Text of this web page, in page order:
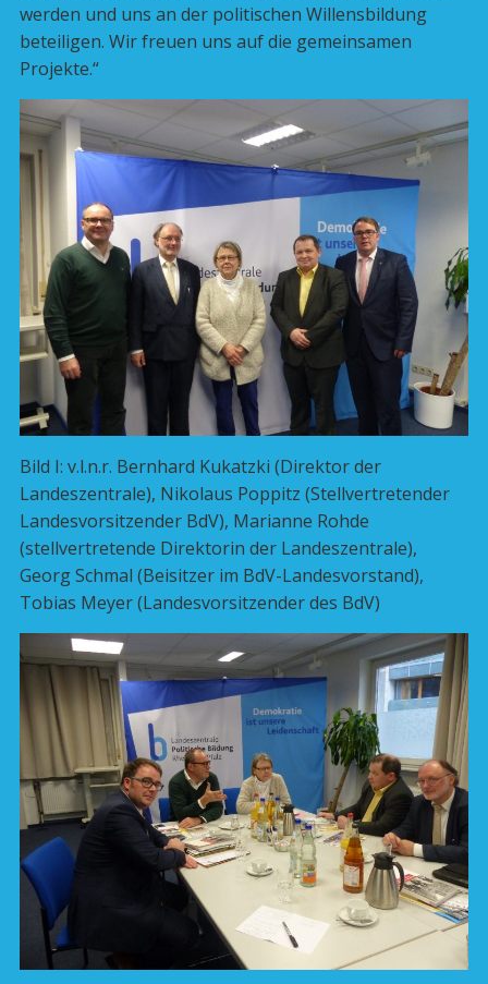
werden und uns an der politischen Willensbildung
beteiligen. Wir freuen uns auf die gemeinsamen
Projekte.“
Bild I: v.l.n.r. Bernhard Kukatzki (Direktor der
Landeszentrale), Nikolaus Poppitz (Stellvertretender
Landesvorsitzender BdV), Marianne Rohde
(stellvertretende Direktorin der Landeszentrale),
Georg Schmal (Beisitzer im BdV-Landesvorstand),
Tobias Meyer (Landesvorsitzender des BdV)